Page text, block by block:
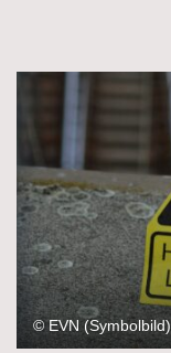
© EVN (Symbolbild)